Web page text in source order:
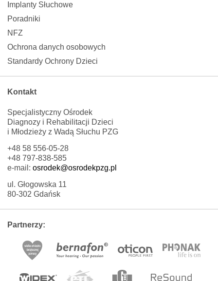
Implanty Słuchowe
Poradniki
NFZ
Ochrona danych osobowych
Standardy Ochrony Dzieci
Kontakt
Specjalistyczny Ośrodek
Diagnozy i Rehabilitacji Dzieci
i Młodzieży z Wadą Słuchu PZG
+48 58 556-05-28
+48 797-838-585
e-mail: osrodek@osrodekpzg.pl
ul. Głogowska 11
80-302 Gdańsk
Partnerzy: